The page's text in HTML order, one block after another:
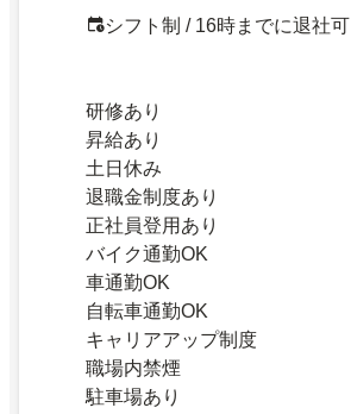
シフト制 / 16時までに退社可
研修あり
昇給あり
土日休み
退職金制度あり
正社員登用あり
バイク通勤OK
車通勤OK
自転車通勤OK
キャリアアップ制度
職場内禁煙
駐車場あり